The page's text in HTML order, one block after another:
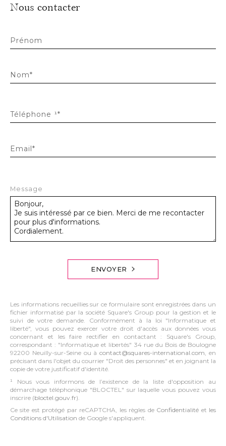
Nous contacter
Prénom
Nom*
Téléphone ¹*
Email*
Message
ENVOYER
Les informations recueillies sur ce formulaire sont enregistrées dans un
fichier informatisé par la société Square's Group pour la gestion et le
suivi de votre demande. Conformément à la loi "Informatique et
liberté", vous pouvez exercer votre droit d'accès aux données vous
concernant et les faire rectifier en contactant : Square's Group,
correspondant : "Informatique et libertés" 34 rue du Bois de Boulogne
92200 Neuilly-sur-Seine ou àcontact@squares-international.com, en
précisant dans l'objet du courrier "Droit des personnes" et en joignant la
copie de votre justificatif d'identité.
¹ Nous vous informons de l’existence de la liste d'opposition au
démarchage téléphonique "BLOCTEL" sur laquelle vous pouvez vous
inscrire (bloctel.gouv.fr).
Ce site est protégé par reCAPTCHA, les règles de Confidentialité et les
Conditions d'Utilisation de Google s'appliquent.